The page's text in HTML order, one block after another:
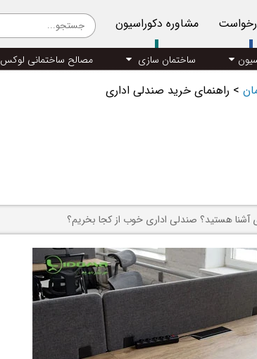
مشاوره دکوراسیون
ساختمان سازی مصالح ساختمانی لوکس
> راهنمای خرید صندلی اداری
آشنا هستید؟ صندلی اداری خوب از کجا بخریم؟